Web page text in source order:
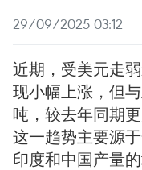
29/09/2025 03:12
近期，受美元走
现小幅上涨，但
吨，较去年同期
这一趋势主要源
印度和中国产量